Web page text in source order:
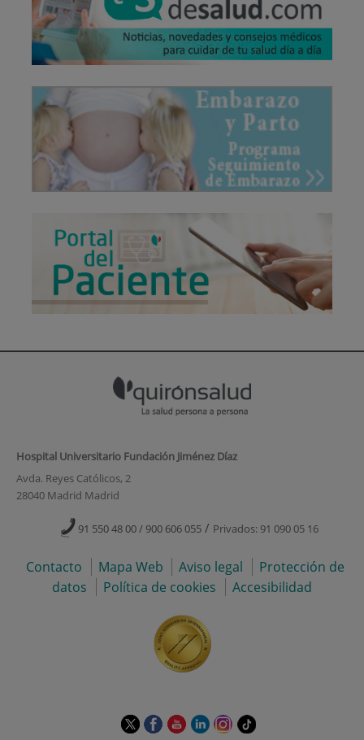
Hospital Universitario Fundación Jiménez Díaz
Avda. Reyes Católicos, 2
28040 Madrid Madrid
91 550 48 00 / 900 606 055 / Privados: 91 090 05 16
Contacto Mapa Web Aviso legal
Protección de
datos
Política de cookies Accesibilidad
EsteEsteEsteEsteEsteEnlace